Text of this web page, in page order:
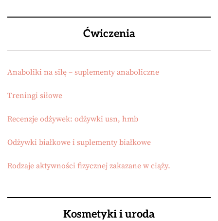
Ćwiczenia
Anaboliki na siłę – suplementy anaboliczne
Treningi siłowe
Recenzje odżywek: odżywki usn, hmb
Odżywki białkowe i suplementy białkowe
Rodzaje aktywności fizycznej zakazane w ciąży.
Kosmetyki i uroda